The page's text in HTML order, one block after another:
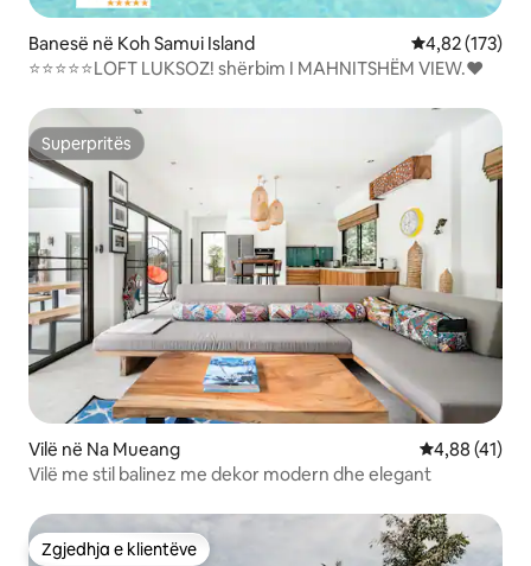
Banesë në Koh Samui Island Vlerësimi
4,82 (173)
⭐⭐⭐⭐⭐LOFT LUKSOZ! shërbim I MAHNITSHËM VIEW.❤️
Superpritës
Superpritës
Vilë në Na Mueang Vlerësimi
4,88 (41)
Vilë me stil balinez me dekor modern dhe elegant
Zgjedhja e klientëve
Zgjedhja e klientëve